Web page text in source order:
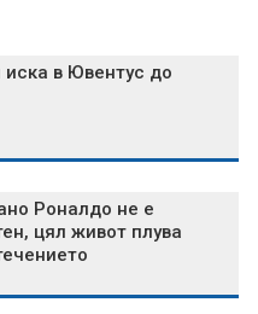
в Ювентус до
Роналдо не е
цял живот плува